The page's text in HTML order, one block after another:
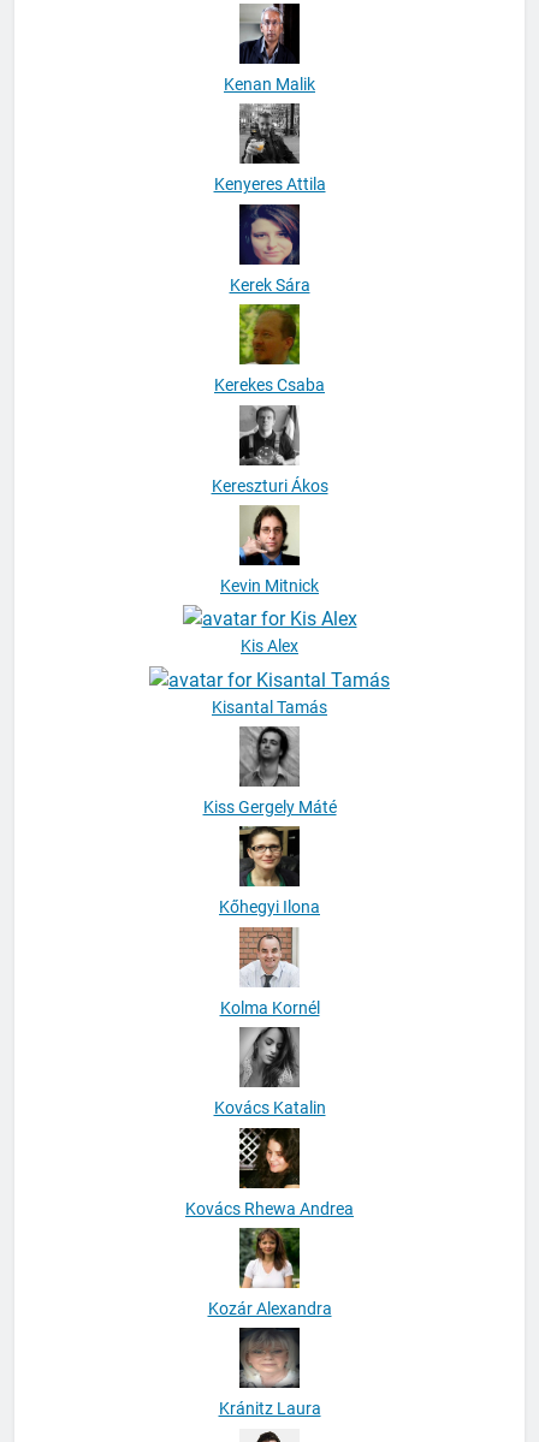
Kenan Malik
Kenyeres Attila
Kerek Sára
Kerekes Csaba
Kereszturi Ákos
Kevin Mitnick
Kis Alex
Kisantal Tamás
Kiss Gergely Máté
Kőhegyi Ilona
Kolma Kornél
Kovács Katalin
Kovács Rhewa Andrea
Kozár Alexandra
Kránitz Laura